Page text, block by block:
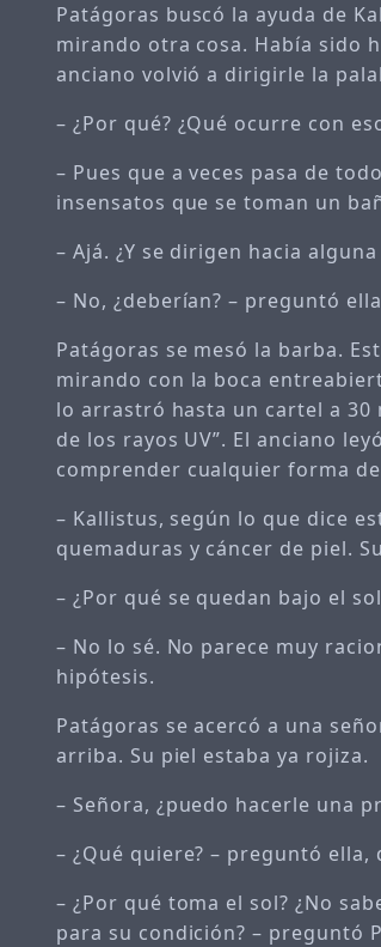
Patágoras buscó la ayuda de
mirando otra cosa. Había sido
anciano volvió a dirigirle la
– ¿Por qué? ¿Qué ocurre con
– Pues que a veces pasa de
insensatos que se toman un
– Ajá. ¿Y se dirigen hacia
– No, ¿deberían? – preguntó
Patágoras se mesó la barba.
mirando con la boca
lo arrastró hasta un cartel a 30
de los rayos UV”. El anciano
comprender cualquier forma
– Kallistus, según lo que dice
quemaduras y cáncer de piel.
– ¿Por qué se quedan bajo el
– No lo sé. No parece muy
hipótesis.
Patágoras se acercó a una
arriba. Su piel estaba ya rojiza.
– Señora, ¿puedo hacerle una
– ¿Qué quiere? – preguntó ella,
– ¿Por qué toma el sol? ¿No
para su condición? – preguntó